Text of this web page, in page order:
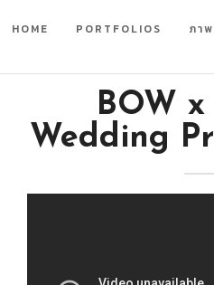
HOME PORTFOLIOS ภา
BOW x
Wedding